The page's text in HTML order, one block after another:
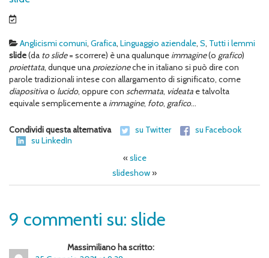
Anglicismi comuni, Grafica, Linguaggio aziendale, S, Tutti i lemmi
slide(da to slide= scorrere) è una qualunque immagine(o grafico)
proiettata, dunque una proiezioneche in italiano si può dire con
parole tradizionali intese con allargamento di significato, come
diapositivao lucido, oppure con schermata, videata e talvolta
equivale semplicemente a immagine, foto, grafico…
Condividi questa alternativa su Twitter
su Facebook
su LinkedIn
«slice
slideshow»
9 commenti su: slide
Massimiliano ha scritto: